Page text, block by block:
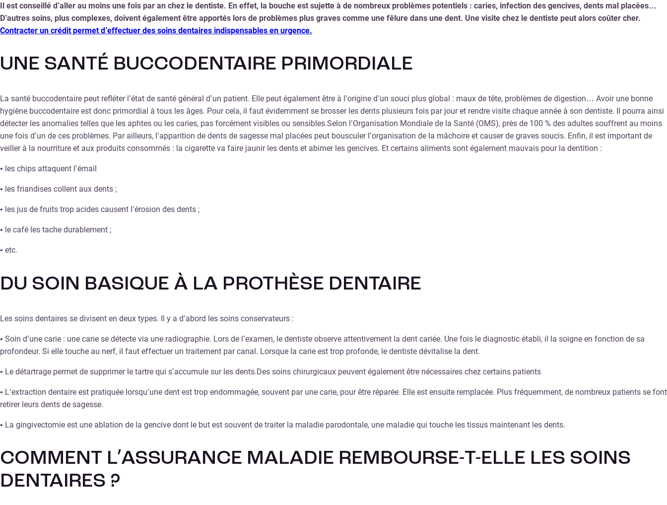
Il est conseillé d’aller au moins une fois par an chez le dentiste. En effet, la bouche est sujette à de nombreux problèmes potentiels : caries, infection des gencives, dents mal placées…
D’autres soins, plus complexes, doivent également être apportés lors de problèmes plus graves comme une fêlure dans une dent. Une visite chez le dentiste peut alors coûter cher.
Contracter un crédit permet d’effectuer des soins dentaires indispensables en urgence.
UNE SANTÉ BUCCODENTAIRE PRIMORDIALE
La santé buccodentaire peut refléter l’état de santé général d’un patient. Elle peut également être à l’origine d’un souci plus global : maux de tête, problèmes de digestion… Avoir une bonne
hygiène buccodentaire est donc primordial à tous les âges. Pour cela, il faut évidemment se brosser les dents plusieurs fois par jour et rendre visite chaque année à son dentiste. Il pourra ainsi
détecter les anomalies telles que les aphtes ou les caries, pas forcément visibles ou sensibles.Selon l’Organisation Mondiale de la Santé (OMS), près de 100 % des adultes souffrent au moins
une fois d’un de ces problèmes. Par ailleurs, l’apparition de dents de sagesse mal placées peut bousculer l’organisation de la mâchoire et causer de graves soucis. Enfin, il est important de
veiller à la nourriture et aux produits consommés : la cigarette va faire jaunir les dents et abimer les gencives. Et certains aliments sont également mauvais pour la dentition :
• les chips attaquent l’émail
• les friandises collent aux dents ;
• les jus de fruits trop acides causent l’érosion des dents ;
• le café les tache durablement ;
• etc.
DU SOIN BASIQUE À LA PROTHÈSE DENTAIRE
Les soins dentaires se divisent en deux types. Il y a d’abord les soins conservateurs :
• Soin d’une carie : une carie se détecte via une radiographie. Lors de l’examen, le dentiste observe attentivement la dent cariée. Une fois le diagnostic établi, il la soigne en fonction de sa
profondeur. Si elle touche au nerf, il faut effectuer un traitement par canal. Lorsque la carie est trop profonde, le dentiste dévitalise la dent.
• Le détartrage permet de supprimer le tartre qui s’accumule sur les dents.Des soins chirurgicaux peuvent également être nécessaires chez certains patients
• L’extraction dentaire est pratiquée lorsqu’une dent est trop endommagée, souvent par une carie, pour être réparée. Elle est ensuite remplacée. Plus fréquemment, de nombreux patients se font
retirer leurs dents de sagesse.
• La gingivectomie est une ablation de la gencive dont le but est souvent de traiter la maladie parodontale, une maladie qui touche les tissus maintenant les dents.
COMMENT L’ASSURANCE MALADIE REMBOURSE-T-ELLE LES SOINS
DENTAIRES ?